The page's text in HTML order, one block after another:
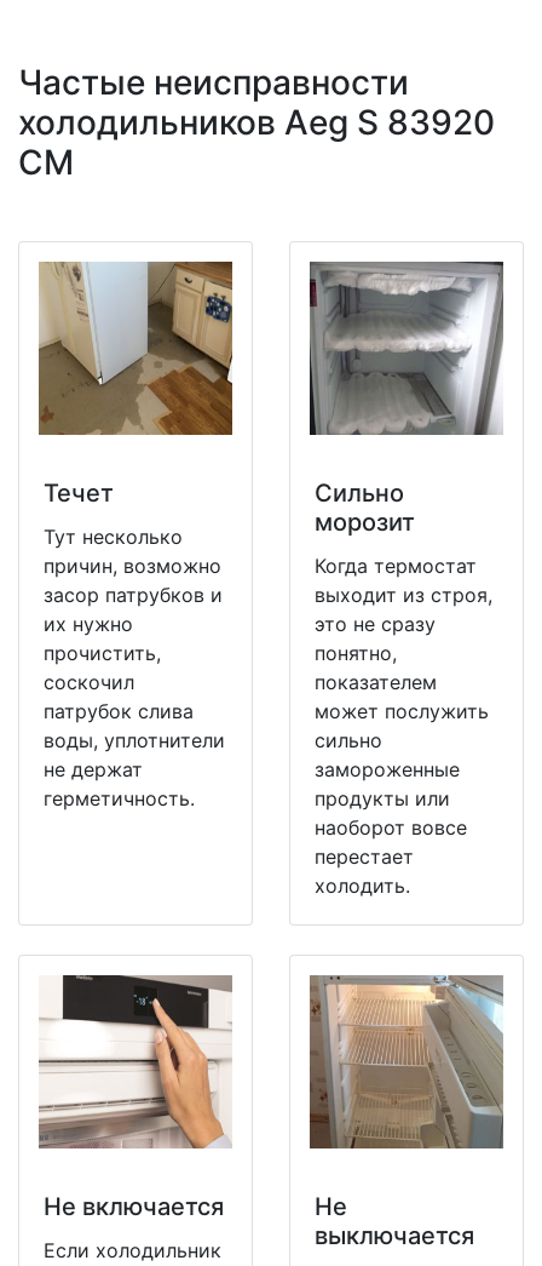
Частые неисправности
холодильников Aeg S 83920
CM
Течет
Тут несколько
причин, возможно
засор патрубков и
их нужно
прочистить,
соскочил
патрубок слива
воды, уплотнители
не держат
герметичность.
Сильно
морозит
Когда термостат
выходит из строя,
это не сразу
понятно,
показателем
может послужить
сильно
замороженные
продукты или
наоборот вовсе
перестает
холодить.
Не включается
Если холодильник
Не
выключается